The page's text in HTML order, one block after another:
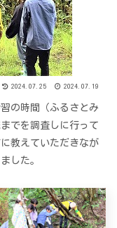
2024.07.25 2024.07.19
の時間（ふるさとみ
でを調査しに行って
教えていただきなが
した。